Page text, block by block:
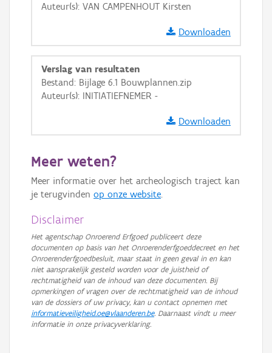
OSM-Basiskaart
GRB-Basiskaart
GRB-Basiskaart in grijswaarden
Auteur(s): VAN CAMPENHOUT Kirsten
Downloaden
Verslag van resultaten
Bestand: Bijlage 6.1 Bouwplannen.zip
Auteur(s): INITIATIEFNEMER -
Downloaden
Meer weten?
Meer informatie over het archeologisch traject kan
je terugvinden op onze website.
Disclaimer
Het agentschap Onroerend Erfgoed publiceert deze
documenten op basis van het Onroerenderfgoeddecreet en het
Onroerenderfgoedbesluit, maar staat in geen geval in en kan
niet aansprakelijk gesteld worden voor de juistheid of
rechtmatigheid van de inhoud van deze documenten. Bij
opmerkingen of vragen over de rechtmatigheid van de inhoud
van de dossiers of uw privacy, kan u contact opnemen met
informatieveiligheid.oe@vlaanderen.be. Daarnaast vindt u meer
informatie in onze privacyverklaring.